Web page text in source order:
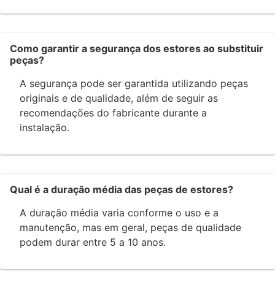
Como garantir a segurança dos estores ao substituir
peças?
A segurança pode ser garantida utilizando peças
originais e de qualidade, além de seguir as
recomendações do fabricante durante a
instalação.
Qual é a duração média das peças de estores?
A duração média varia conforme o uso e a
manutenção, mas em geral, peças de qualidade
podem durar entre 5 a 10 anos.